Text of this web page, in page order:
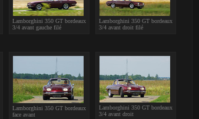
Lamborghini 350 GT bordeaux
3/4 avant gauche filé
Lamborghini 350 GT bordeaux
3/4 avant droit filé
Lamborghini 350 GT bordeaux
face avant
Lamborghini 350 GT bordeaux
3/4 avant droit